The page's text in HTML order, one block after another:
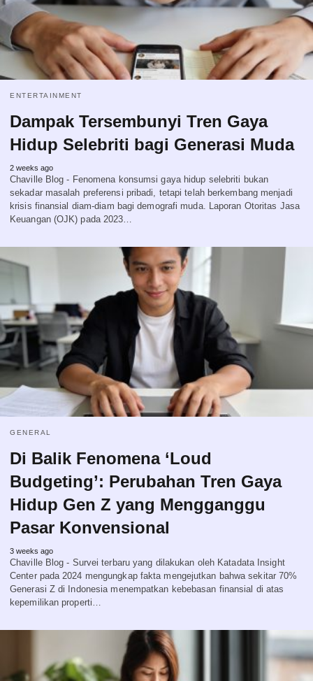
ENTERTAINMENT
Dampak Tersembunyi Tren Gaya
Hidup Selebriti bagi Generasi Muda
2 weeks ago
Chaville Blog - Fenomena konsumsi gaya hidup selebriti bukan
sekadar masalah preferensi pribadi, tetapi telah berkembang menjadi
krisis finansial diam-diam bagi demografi muda. Laporan Otoritas Jasa
Keuangan (OJK) pada 2023…
GENERAL
Di Balik Fenomena ‘Loud
Budgeting’: Perubahan Tren Gaya
Hidup Gen Z yang Mengganggu
Pasar Konvensional
3 weeks ago
Chaville Blog - Survei terbaru yang dilakukan oleh Katadata Insight
Center pada 2024 mengungkap fakta mengejutkan bahwa sekitar 70%
Generasi Z di Indonesia menempatkan kebebasan finansial di atas
kepemilikan properti…